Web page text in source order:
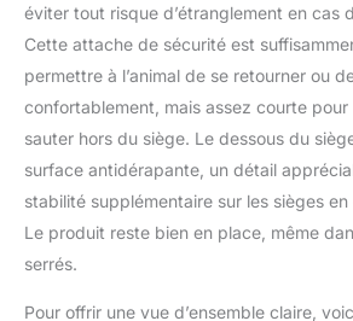
de
de ce siège
pour chien
endroit
ranger des
pour chien
croquettes
entre
gardent
nos sièges
éviter tout risque d’étranglement en cas
Cette attache de sécurité est
permettre à l’animal de se retourner ou
confortablement, mais assez courte pour
sauter hors du siège. Le dessous du
surface antidérapante, un détail
stabilité supplémentaire sur les sièges
Le produit reste bien en place, même
serrés.
Pour offrir une vue d’ensemble claire,